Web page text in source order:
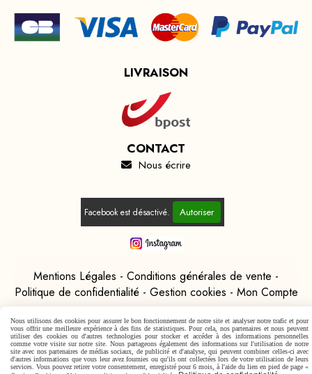
LIVRAISON
CONTACT
 Nous écrire
Facebook est désactivé. Autoriser
Mentions Légales
Conditions générales de vente
Politique de confidentialité
Gestion cookies Mon Compte
Nous utilisons des cookies pour assurer le bon fonctionnement de notre site et analyser notre trafic et pour
vous offrir une meilleure expérience à des fins de statistiques. Pour cela, nos partenaires et nous peuvent
utiliser des cookies ou d'autres technologies pour stocker et accéder à des informations personnelles
comme votre visite sur notre site. Nous partageons également des informations sur l'utilisation de notre
site avec nos partenaires de médias sociaux, de publicité et d'analyse, qui peuvent combiner celles-ci avec
d'autres informations que vous leur avez fournies ou qu'ils ont collectées lors de votre utilisation de leurs
services. Vous pouvez retirer votre consentement, enregistré pour 6 mois, à l'aide du lien en pied de page «